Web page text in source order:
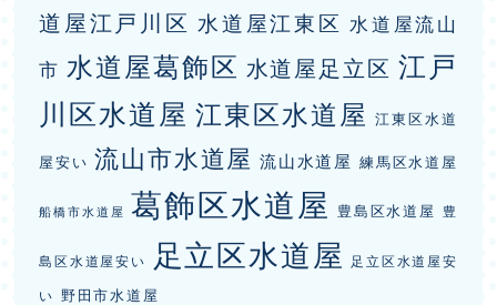
道屋江戸川区 水道屋江東区 水道屋流山
市 水道屋葛飾区 水道屋足立区 江戸
川区水道屋 江東区水道屋 江東区水道
屋安い 流山市水道屋 流山水道屋 練馬区水道屋
船橋市水道屋 葛飾区水道屋 豊島区水道屋 豊
島区水道屋安い 足立区水道屋 足立区水道屋安
い 野田市水道屋